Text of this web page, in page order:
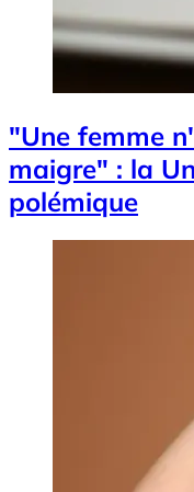
"Une femme
maigre" : la
polémique